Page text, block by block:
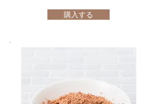
購入する